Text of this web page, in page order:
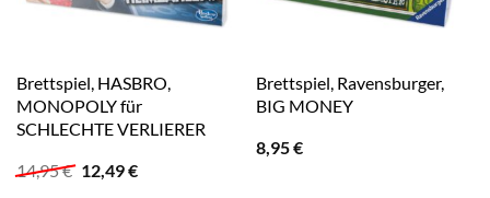
Brettspiel, HASBRO,
MONOPOLY für
SCHLECHTE VERLIERER
14,95€ Ursprünglicher
Preis
12,49€Aktueller
Brettspiel, Ravensburger,
BIG MONEY
8,95€